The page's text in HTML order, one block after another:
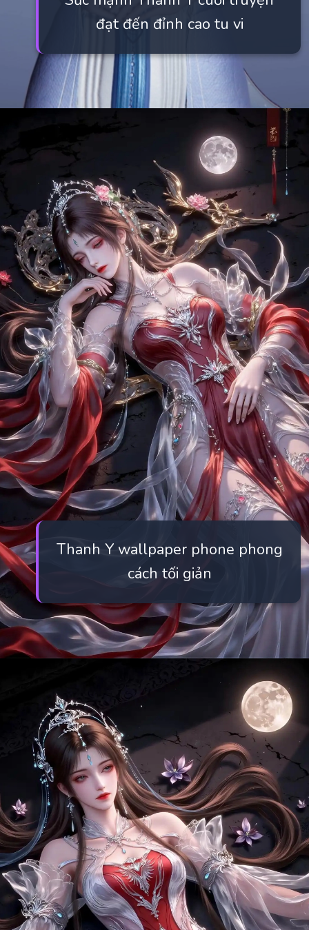
đạt đến đỉnh cao tu vi
Đang mở https://manhua.edu.vn/thanh-y
Thanh Y wallpaper phone phong
cách tối giản